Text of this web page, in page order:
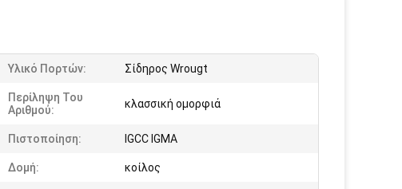
Υλικό Πορτών: Σίδηρος Wrougt
Περίληψη Του
Αριθμού:
κλασσική ομορφιά
Πιστοποίηση: IGCC IGMA
Δομή: κοίλος